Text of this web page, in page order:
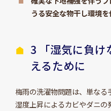
うる安全な物干し環境を
3 「湿気に負け
えるために
梅雨の洗濯物問題は、単な
湿度上昇によるカビやダニの